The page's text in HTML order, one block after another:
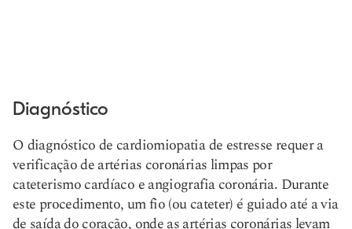
Diagnóstico
O diagnóstico de cardiomiopatia de estresse requer a
verificação de artérias coronárias limpas por
cateterismo cardíaco e angiografia coronária. Durante
este procedimento, um fio (ou cateter) é guiado até a via
de saída do coração, onde as artérias coronárias levam